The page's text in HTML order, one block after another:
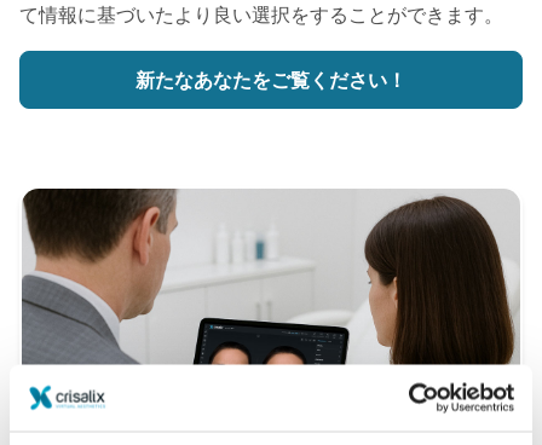
て情報に基づいたより良い選択をすることができます。
新たなあなたをご覧ください！